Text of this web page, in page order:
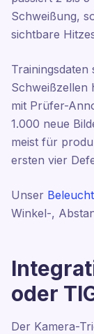
Schweißung,
sichtbare
Trainingsdaten
Schweißzellen
mit Prüfer-
1.000 neue
meist für
ersten vier
Unser
Winkel-,
oder
Der Kamera-